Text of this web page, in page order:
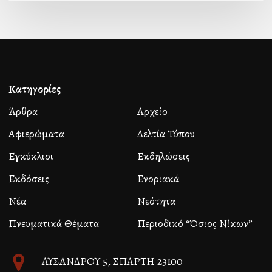
Κατηγορίες
Άρθρα
Αρχείο
Αφιερώματα
Δελτία Τύπου
Εγκύκλιοι
Εκδηλώσεις
Εκδόσεις
Ενοριακά
Νέα
Νεότητα
Πνευματικά Θέματα
Περιοδικό “Όσιος Νίκων”
ΛΥΣΑΝΔΡΟΥ 5, ΣΠΑΡΤΗ 23100